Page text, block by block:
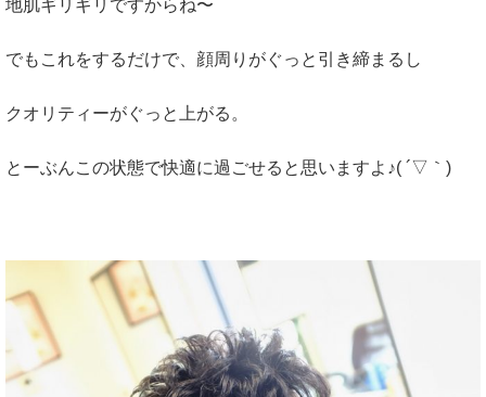
地肌ギリギリですからね〜
でもこれをするだけで、顔周りがぐっと引き締まるし
クオリティーがぐっと上がる。
とーぶんこの状態で快適に過ごせると思いますよ♪( ´▽｀)